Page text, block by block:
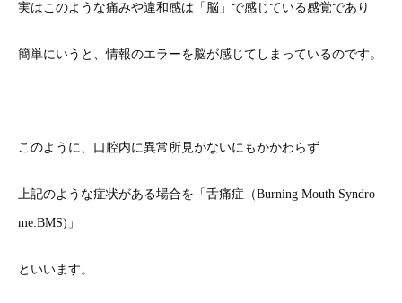
実はこのような痛みや違和感は「脳」で感じている感覚であり
簡単にいうと、情報のエラーを脳が感じてしまっているのです。
このように、口腔内に異常所見がないにもかかわらず
上記のような症状がある場合を「舌痛症（Burning Mouth Syndro
me:BMS)」
といいます。